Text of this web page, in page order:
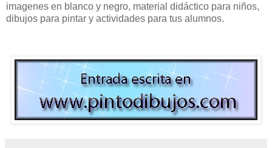
imagenes en blanco y negro, material didáctico para niños,
dibujos para pintar y actividades para tus alumnos.